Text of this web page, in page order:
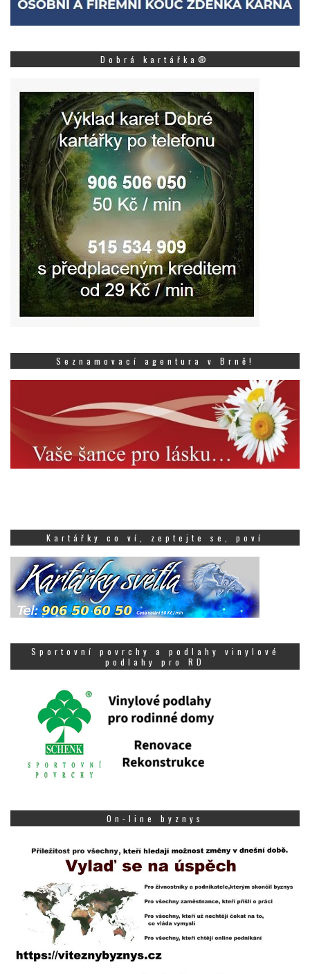
Dobrá kartářka®
Seznamovací agentura v Brně!
Kartářky co ví, zeptejte se, poví
Sportovní povrchy a podlahy vinylové
podlahy pro RD
On-line byznys